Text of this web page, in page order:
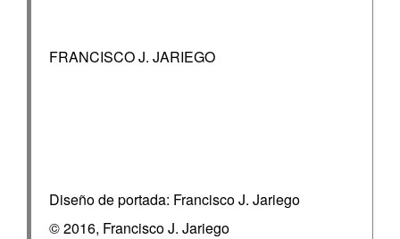
FRANCISCO J. JARIEGO
Diseño de portada: Francisco J. Jariego
© 2016, Francisco J. Jariego